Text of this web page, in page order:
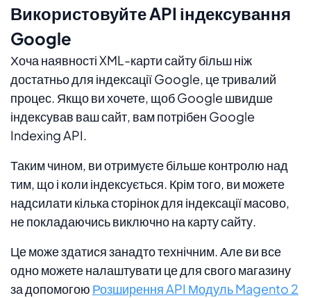
Використовуйте API індексування
Google
Хоча наявності XML-карти сайту більш ніж
достатньо для індексації Google, це тривалий
процес. Якщо ви хочете, щоб Google швидше
індексував ваш сайт, вам потрібен Google
Indexing API.
Таким чином, ви отримуєте більше контролю над
тим, що і коли індексується. Крім того, ви можете
надсилати кілька сторінок для індексації масово,
не покладаючись виключно на карту сайту.
Це може здатися занадто технічним. Але ви все
одно можете налаштувати це для свого магазину
за допомогою Розширення API Модуль Magento 2